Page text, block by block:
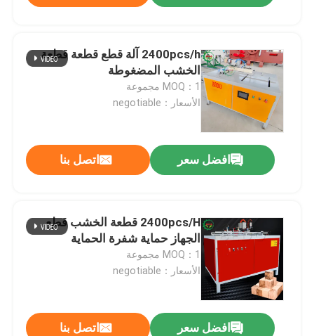
2400pcs/h آلة قطع قطعة قطعة
الخشب المضغوطة
MOQ：1 مجموعة
الأسعار：negotiable
افضل سعر اتصل بنا
2400pcs/H قطعة الخشب قطع
الجهاز حماية شفرة الحماية
MOQ：1 مجموعة
الأسعار：negotiable
افضل سعر اتصل بنا